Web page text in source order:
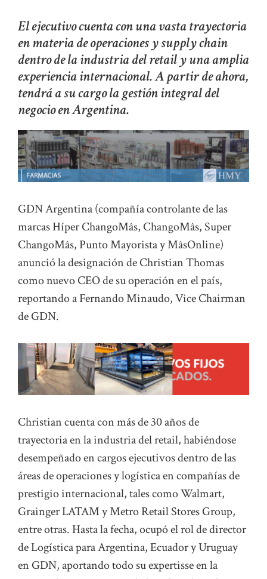
El ejecutivo cuenta con una vasta trayectoria
en materia de operaciones y supply chain
dentro de la industria del retail y una amplia
experiencia internacional. A partir de ahora,
tendrá a su cargo la gestión integral del
negocio en Argentina.
GDN Argentina (compañía controlante de las
marcas Híper ChangoMâs, ChangoMâs, Super
ChangoMâs, Punto Mayorista y MâsOnline)
anunció la designación de Christian Thomas
como nuevo CEO de su operación en el país,
reportando a Fernando Minaudo, Vice Chairman
de GDN.
Christian cuenta con más de 30 años de
trayectoria en la industria del retail, habiéndose
desempeñado en cargos ejecutivos dentro de las
áreas de operaciones y logística en compañías de
prestigio internacional, tales como Walmart,
Grainger LATAM y Metro Retail Stores Group,
entre otras. Hasta la fecha, ocupó el rol de director
de Logística para Argentina, Ecuador y Uruguay
en GDN, aportando todo su expertisse en la